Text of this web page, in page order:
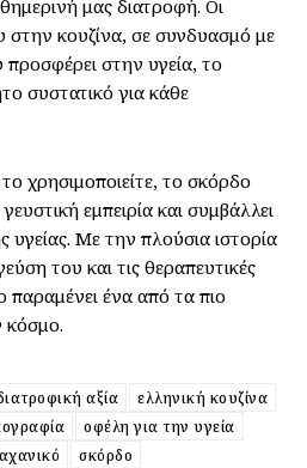
μας διατροφή. Οι
στην κουζίνα, σε συνδυασμό με
στην υγεία, το
συστατικό για κάθε
χρησιμοποιείτε, το σκόρδο
εμπειρία και συμβάλλει
υγείας. Με την πλούσια ιστορία
του και τις θεραπευτικές
παραμένει ένα από τα πιο
κόσμο.
αξία
ελληνική κουζίνα
οφέλη για την υγεία
σκόρδο